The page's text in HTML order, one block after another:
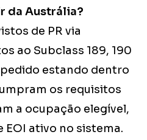
da Austrália?
de PR via
ao Subclass 189, 190
estando dentro
os requisitos
a ocupação elegível,
ativo no sistema.